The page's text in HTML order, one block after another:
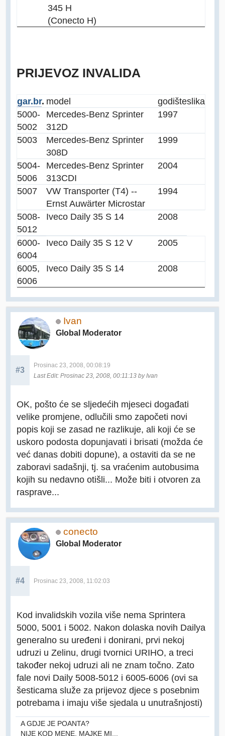
345 H
(Conecto H)
PRIJEVOZ INVALIDA
gar.br. model godišteslika
5000-
5002
Mercedes-Benz Sprinter
312D
1997
5003
Mercedes-Benz Sprinter
308D
1999
5004-
5006
Mercedes-Benz Sprinter
313CDI
2004
5007
VW Transporter (T4) --
Ernst Auwärter Microstar
1994
5008-
5012
Iveco Daily 35 S 14 2008
6000-
6004
Iveco Daily 35 S 12 V 2005
6005,
6006
Iveco Daily 35 S 14 2008
Ivan
Global Moderator
#3
Prosinac 23, 2008, 00:08:19
Last Edit: Prosinac 23, 2008, 00:11:13 by Ivan
OK, pošto će se sljedećih mjeseci događati
velike promjene, odlučili smo započeti novi
popis koji se zasad ne razlikuje, ali koji će se
uskoro podosta dopunjavati i brisati (možda će
već danas dobiti dopune), a ostaviti da se ne
zaboravi sadašnji, tj. sa vraćenim autobusima
kojih su nedavno otišli... Može biti i otvoren za
rasprave...
conecto
Global Moderator
#4 Prosinac 23, 2008, 11:02:03
Kod invalidskih vozila više nema Sprintera
5000, 5001 i 5002. Nakon dolaska novih Dailya
generalno su uređeni i donirani, prvi nekoj
udruzi u Zelinu, drugi tvornici URIHO, a treci
također nekoj udruzi ali ne znam točno. Zato
fale novi Daily 5008-5012 i 6005-6006 (ovi sa
šesticama služe za prijevoz djece s posebnim
potrebama i imaju više sjedala u unutrašnjosti)
A GDJE JE POANTA?
NIJE KOD MENE, MAJKE MI...